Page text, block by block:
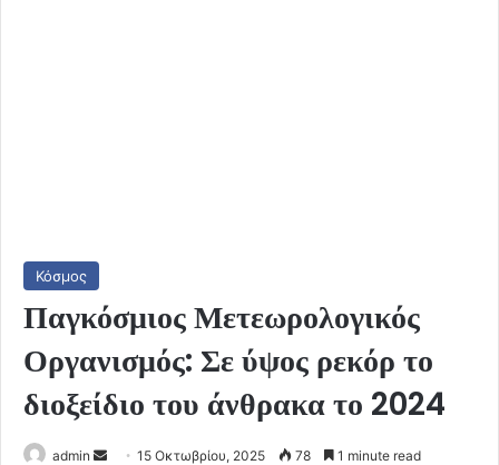
Κόσμος
Παγκόσμιος Μετεωρολογικός
Οργανισμός: Σε ύψος ρεκόρ το
διοξείδιο του άνθρακα το 2024
admin
Send15 Οκτωβρίου, 2025 78 1 minute read